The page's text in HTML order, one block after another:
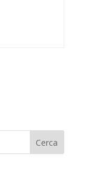
Cerca